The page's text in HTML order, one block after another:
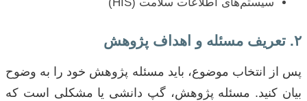
سیستم‌های اطلاعات سلامت (HIS)
۲. تعریف مسئله و اهداف پژوهش
پس از انتخاب موضوع، باید مسئله پژوهش خود را به وضوح
بیان کنید. مسئله پژوهش، گپ دانشی یا مشکلی است که